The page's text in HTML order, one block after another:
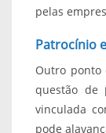
pelas
Patrocínio
Outro ponto
questão de
vinculada
pode